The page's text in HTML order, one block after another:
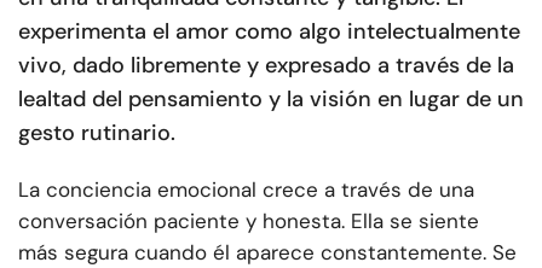
experimenta el amor como algo intelectualmente
vivo, dado libremente y expresado a través de la
lealtad del pensamiento y la visión en lugar de un
gesto rutinario.
La conciencia emocional crece a través de una
conversación paciente y honesta. Ella se siente
más segura cuando él aparece constantemente. Se